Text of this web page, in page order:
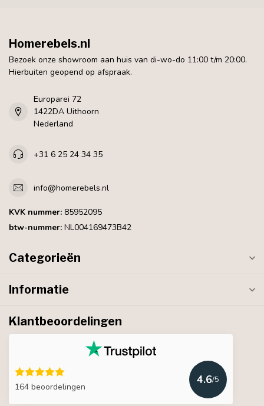
Homerebels.nl
Bezoek onze showroom aan huis van di-wo-do 11:00 t/m 20:00.
Hierbuiten geopend op afspraak.
Europarei 72
1422DA Uithoorn
Nederland
+31 6 25 24 34 35
info@homerebels.nl
KVK nummer: 85952095
btw-nummer: NL004169473B42
Categorieën
Informatie
Klantbeoordelingen
164 beoordelingen
4.6/5